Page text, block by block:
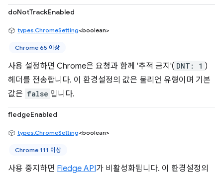
doNotTrackEnabled
types.ChromeSetting<boolean>
Chrome 65 이상
사용 설정하면 Chrome은 요청과 함께 '추적 금지'( DNT: 1 )
헤더를 전송합니다. 이 환경설정의 값은 불리언 유형이며 기본
값은 false 입니다.
fledgeEnabled
types.ChromeSetting<boolean>
Chrome 111 이상
사용 중지하면 Fledge API가 비활성화됩니다. 이 환경설정의